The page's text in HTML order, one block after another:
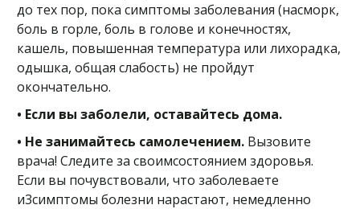
до тех пор, пока симптомы заболевания (насморк,
боль в горле, боль в голове и конечностях,
кашель, повышенная температура или лихорадка,
одышка, общая слабость) не пройдут
окончательно.
• Если вы заболели, оставайтесь дома.
• Не занимайтесь самолечением. Вызовите
врача! Следите за своимсостоянием здоровья.
Если вы почувствовали, что заболеваете
и3симптомы болезни нарастают, немедленно